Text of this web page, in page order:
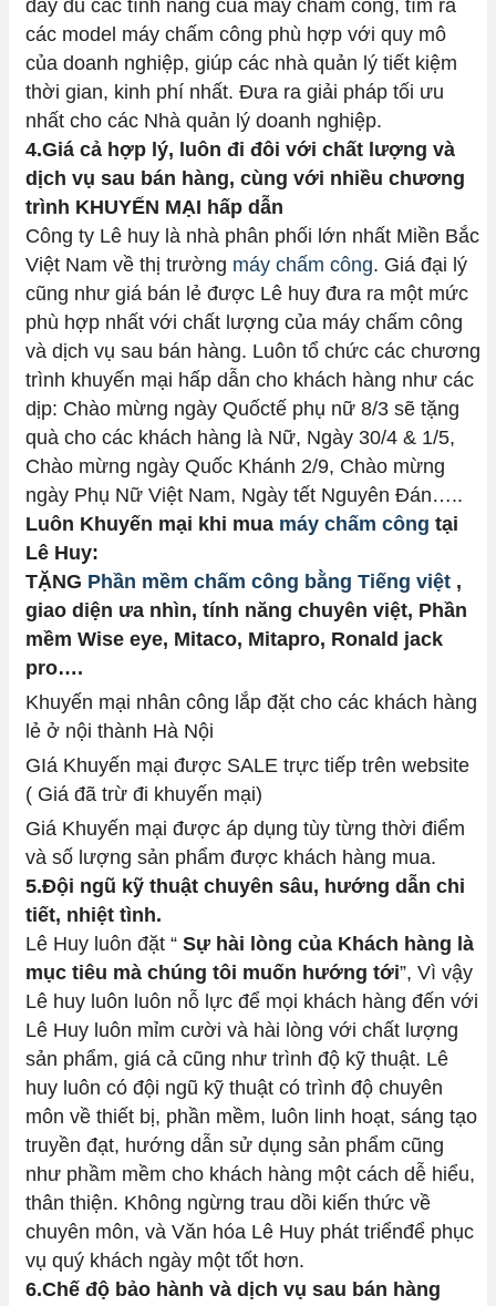
đầy đủ các tính năng của máy chấm công, tìm ra
các model máy chấm công phù hợp với quy mô
của doanh nghiệp, giúp các nhà quản lý tiết kiệm
thời gian, kinh phí nhất. Đưa ra giải pháp tối ưu
nhất cho các Nhà quản lý doanh nghiệp.
4.Giá cả hợp lý, luôn đi đôi với chất lượng và
dịch vụ sau bán hàng, cùng với nhiều chương
trình KHUYẾN MẠI hấp dẫn
Công ty Lê huy là nhà phân phối lớn nhất Miền Bắc
Việt Nam về thị trường máy chấm công. Giá đại lý
cũng như giá bán lẻ được Lê huy đưa ra một mức
phù hợp nhất với chất lượng của máy chấm công
và dịch vụ sau bán hàng. Luôn tổ chức các chương
trình khuyến mại hấp dẫn cho khách hàng như các
dịp: Chào mừng ngày Quốctế phụ nữ 8/3 sẽ tặng
quà cho các khách hàng là Nữ, Ngày 30/4 & 1/5,
Chào mừng ngày Quốc Khánh 2/9, Chào mừng
ngày Phụ Nữ Việt Nam, Ngày tết Nguyên Đán…..
Luôn Khuyến mại khi mua máy chấm công tại
Lê Huy:
TẶNG Phần mềm chấm công bằng Tiếng việt ,
giao diện ưa nhìn, tính năng chuyên việt, Phần
mềm Wise eye, Mitaco, Mitapro, Ronald jack
pro….
Khuyến mại nhân công lắp đặt cho các khách hàng
lẻ ở nội thành Hà Nội
GIá Khuyến mại được SALE trực tiếp trên website
( Giá đã trừ đi khuyến mại)
Giá Khuyến mại được áp dụng tùy từng thời điểm
và số lượng sản phẩm được khách hàng mua.
5.Đội ngũ kỹ thuật chuyên sâu, hướng dẫn chi
tiết, nhiệt tình.
Lê Huy luôn đặt “Sự hài lòng của Khách hàng là
mục tiêu mà chúng tôi muốn hướng tới”, Vì vậy
Lê huy luôn luôn nỗ lực để mọi khách hàng đến với
Lê Huy luôn mỉm cười và hài lòng với chất lượng
sản phẩm, giá cả cũng như trình độ kỹ thuật. Lê
huy luôn có đội ngũ kỹ thuật có trình độ chuyên
môn về thiết bị, phần mềm, luôn linh hoạt, sáng tạo
truyền đạt, hướng dẫn sử dụng sản phẩm cũng
như phầm mềm cho khách hàng một cách dễ hiểu,
thân thiện. Không ngừng trau dồi kiến thức về
chuyên môn, và Văn hóa Lê Huy phát triểnđể phục
vụ quý khách ngày một tốt hơn.
6.Chế độ bảo hành và dịch vụ sau bán hàng